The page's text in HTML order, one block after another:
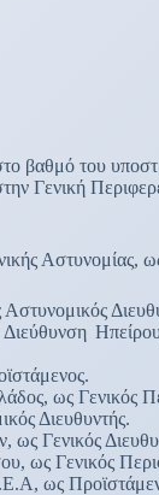
βαθμό του
Γενική
Αστυνομίας,
ως Γενικός
Διευθυντής.
Γενικός
Γενικός
ως